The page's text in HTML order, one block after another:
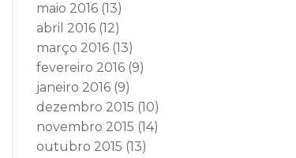
maio 2016 (13)
abril 2016 (12)
março 2016 (13)
fevereiro 2016 (9)
janeiro 2016 (9)
dezembro 2015 (10)
novembro 2015 (14)
outubro 2015 (13)